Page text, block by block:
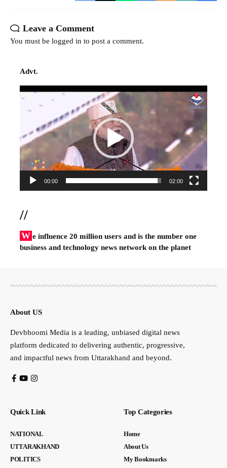
Leave a Comment
You must be logged in to post a comment.
Advt.
Video
00:00 02:00
//
W e influence 20 million users and is the number one
business and technology news network on the planet
About US
Devbhoomi Media is a leading, unbiased digital news
platform dedicated to delivering authentic, progressive,
and impactful news from Uttarakhand and beyond.
Quick Link
NATIONAL
UTTARAKHAND
POLITICS
Top Categories
Home
About Us
My Bookmarks